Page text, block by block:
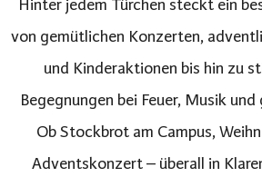
Hinter jedem Türchen steckt ein
von gemütlichen Konzerten,
und Kinderaktionen bis hin zu
Begegnungen bei Feuer, Musik
Ob Stockbrot am Campus,
Adventskonzert – überall in